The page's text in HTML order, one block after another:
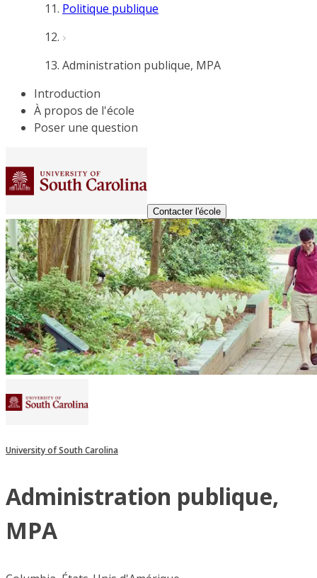
Politique publique
Administration publique, MPA
Introduction
À propos de l'école
Poser une question
Contacter l'école
University of South Carolina
Administration publique,
MPA